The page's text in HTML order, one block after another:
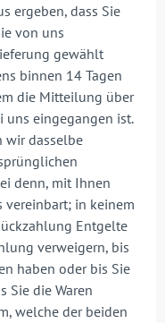
ergeben, dass Sie
von uns
gewählt
binnen 14 Tagen
die Mitteilung über
uns eingegangen ist.
wir dasselbe
denn, mit Ihnen
vereinbart; in keinem
Entgelte
verweigern, bis
haben oder bis Sie
Sie die Waren
welche der beiden